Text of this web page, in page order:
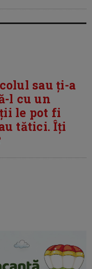
sau ți-a
l cu un
le pot fi
tătici. Îți